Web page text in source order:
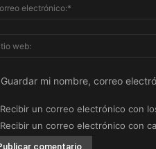
Guardar mi nombre, correo
Recibir un correo electrónico con
Recibir un correo electrónico con